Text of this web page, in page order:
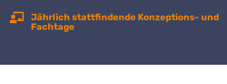
Jährlich stattfindende Konzeptions- und
Fachtage